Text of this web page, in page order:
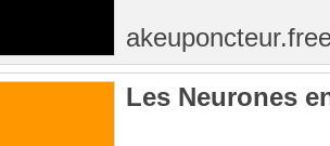
Les Neurones